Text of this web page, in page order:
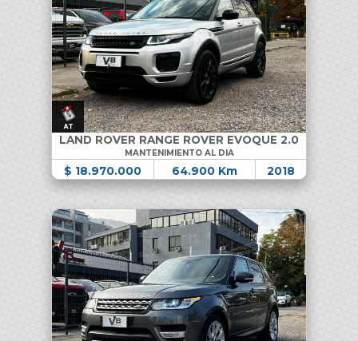
LAND ROVER RANGE ROVER EVOQUE 2.0
MANTENIMIENTO AL DIA
$ 18.970.000 64.900 Km 2018